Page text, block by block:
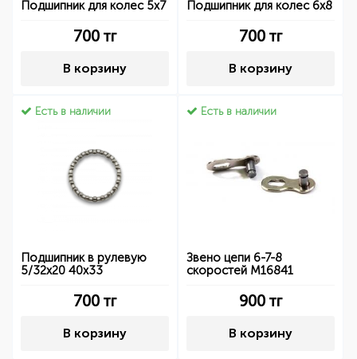
Подшипник для колес 5x7
700 тг
В корзину
Подшипник для колес 6x8
700 тг
В корзину
Есть в наличии
Подшипник в рулевую
5/32x20 40x33
700 тг
В корзину
Есть в наличии
Звено цепи 6-7-8
скоростей M16841
900 тг
В корзину